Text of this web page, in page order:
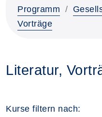
Programm
Vorträge
Literatur,
Kurse filtern nach: